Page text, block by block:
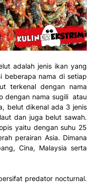
adalah jenis ikan yang
beberapa nama di setiap
terkenal dengan nama
dengan nama sugili atau
belut dikenal ada 3 jenis
dan juga belut sawah.
yaitu dengan suhu 25
perairan Asia. Dimana
Cina, Malaysia serta
predator nocturnal.